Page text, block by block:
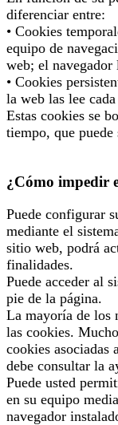
diferenciar entre:
• Cookies
equipo de
web; el navegador
• Cookies
la web las lee
Estas cookies se
tiempo, que
¿Cómo impedir
Puede configurar
mediante el
sitio web, podrá
finalidades.
Puede acceder al
pie de la página.
La mayoría de los
las cookies.
cookies asociadas
debe consultar la
Puede usted
en su equipo
navegador